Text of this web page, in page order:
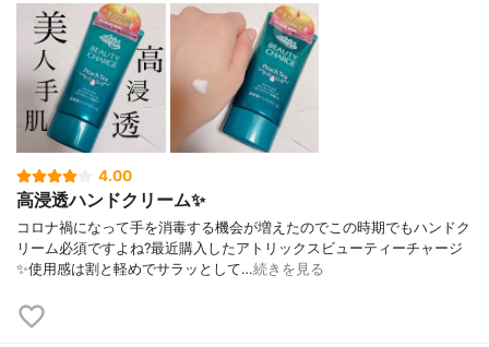
4.00
高浸透ハンドクリーム✨
コロナ禍になって手を消毒する機会が増えたのでこの時期でもハンドク
リーム必須ですよね?最近購入したアトリックスビューティーチャージ
✨使用感は割と軽めでサラッとして…続きを見る